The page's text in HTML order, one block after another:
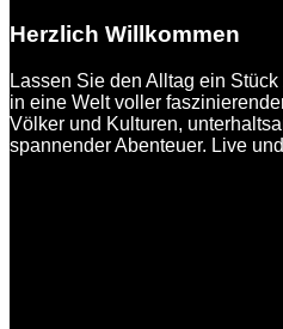
Herzlich Willkommen
Lassen Sie den Alltag ein
in eine Welt voller
Völker und Kulturen,
spannender Abenteuer. Live